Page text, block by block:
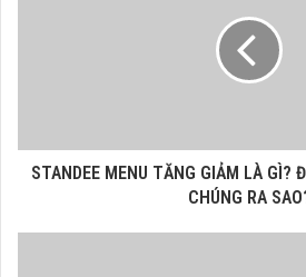
STANDEE MENU TĂNG GIẢM LÀ GÌ?
CHÚNG RA